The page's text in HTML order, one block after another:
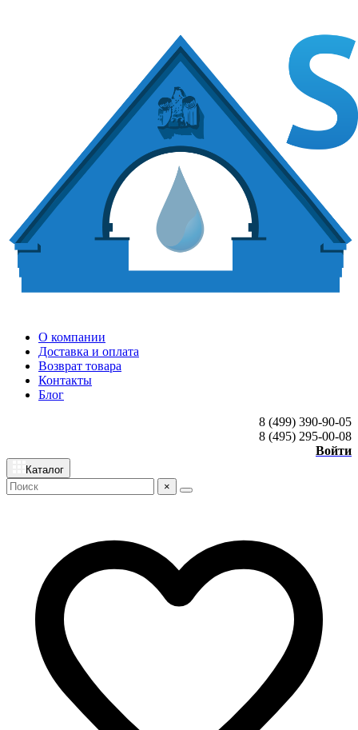
О компании
Доставка и оплата
Возврат товара
Контакты
Блог
8 (499) 390-90-05
8 (495) 295-00-08
Войти
Каталог
×